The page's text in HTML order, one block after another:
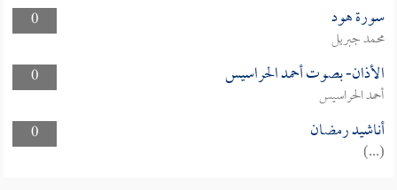
0
سورة هود
محمد جبريل
0
الأذان- بصوت أحمد الحراسيس
أحمد الحراسيس
0
أناشيد رمضان
(...)